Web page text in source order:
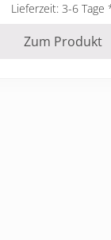
Lieferzeit: 3-6 Tage
Zum Produkt